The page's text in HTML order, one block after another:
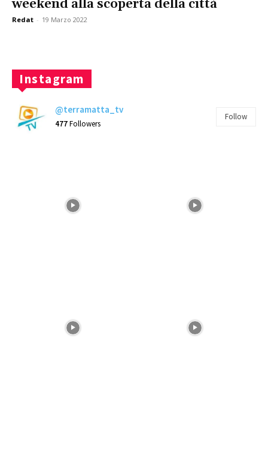
weekend alla scoperta della città
Redat - 19 Marzo 2022
Instagram
@terramatta_tv
477Followers
Follow